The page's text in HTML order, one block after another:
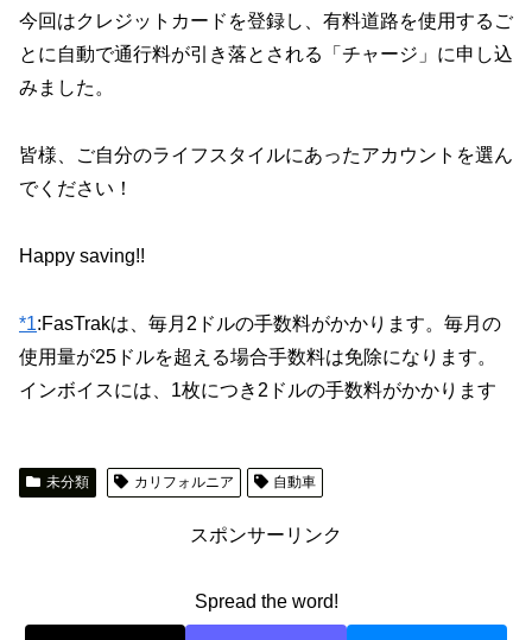
今回はクレジットカードを登録し、有料道路を使用するご
とに自動で通行料が引き落とされる「チャージ」に申し込
みました。
皆様、ご自分のライフスタイルにあったアカウントを選ん
でください！
Happy saving!!
*1:FasTrakは、毎月2ドルの手数料がかかります。毎月の
使用量が25ドルを超える場合手数料は免除になります。
インボイスには、1枚につき2ドルの手数料がかかります
未分類 カリフォルニア 自動車
スポンサーリンク
Spread the word!